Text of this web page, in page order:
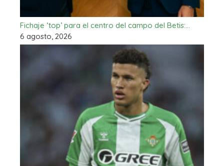
Fichaje ‘top’ para el centro del campo del Betis:…
6 agosto, 2026